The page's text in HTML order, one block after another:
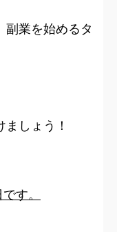
副業を始めるタ
しょう！
す。